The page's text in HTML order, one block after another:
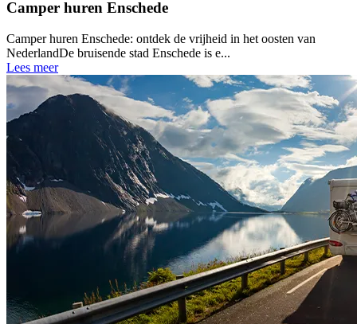
Camper huren Enschede
Camper huren Enschede: ontdek de vrijheid in het oosten van
NederlandDe bruisende stad Enschede is e...
Lees meer